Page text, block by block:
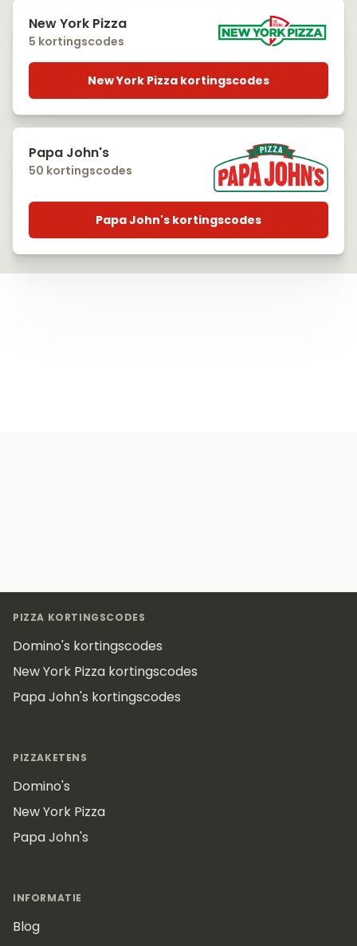
New York Pizza
5 kortingscodes
New York Pizza kortingscodes
Papa John's
50 kortingscodes
Papa John's kortingscodes
PIZZA KORTINGSCODES
Domino's kortingscodes
New York Pizza kortingscodes
Papa John's kortingscodes
PIZZAKETENS
Domino's
New York Pizza
Papa John's
INFORMATIE
Blog